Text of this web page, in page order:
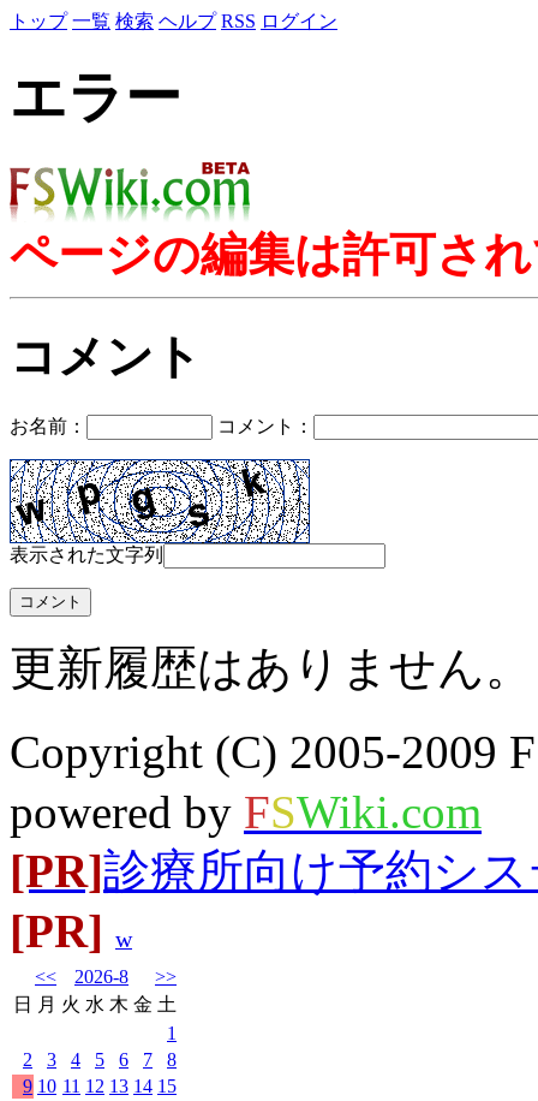
トップ 一覧 検索 ヘルプ RSS ログイン
エラー
ページの編集は許可さ
コメント
お名前： コメント：
表示された文字列
更新履歴はありません。
Copyright (C) 2005-2009
powered by FSWiki.com
[PR]診療所向け予約シ
[PR] w
<< 2026-8
>>
日 月 火 水 木 金 土
1
2
3 4 5 6 7
8
9 10 11 12 13 14 15